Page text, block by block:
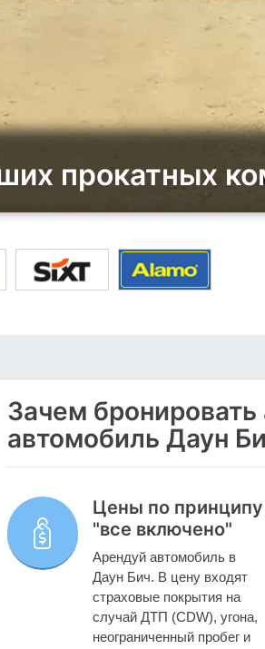
прокатных
Зачем бронировать
автомобиль Даун
Цены по принципу
"все включено"
Арендуй автомобиль в
Даун Бич. В цену входят
страховые покрытия на
случай ДТП (CDW), угона,
неограниченный пробег и